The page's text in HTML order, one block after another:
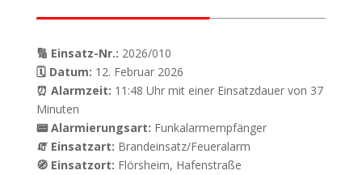
🔢 Einsatz-Nr.: 2026/010
🗓 Datum: 12. Februar 2026
⏰ Alarmzeit: 11:48 Uhr mit einer Einsatzdauer von 37
Minuten
📟 Alarmierungsart: Funkalarmempfänger
🧯 Einsatzart: Brandeinsatz/Feueralarm
🧭 Einsatzort: Flörsheim, Hafenstraße